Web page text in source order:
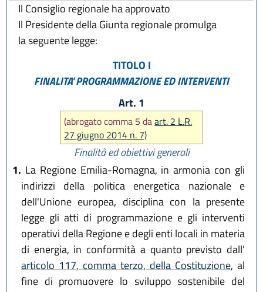
Il Consiglio regionale ha approvato
Il Presidente della Giunta regionale promulga
la seguente legge:
TITOLO I
FINALITA' PROGRAMMAZIONE ED INTERVENTI
Art. 1
(abrogato comma 5 daart. 2 L.R.
27 giugno 2014 n. 7)
Finalità ed obiettivi generali
1. La Regione Emilia-Romagna, in armonia con gli
indirizzi della politica energetica nazionale e
dell'Unione europea, disciplina con la presente
legge gli atti di programmazione e gli interventi
operativi della Regione e degli enti locali in materia
di energia, in conformità a quanto previsto dall'
articolo 117, comma terzo, della Costituzione, al
fine di promuovere lo sviluppo sostenibile del